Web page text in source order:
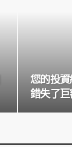
您的投
錯失了巨